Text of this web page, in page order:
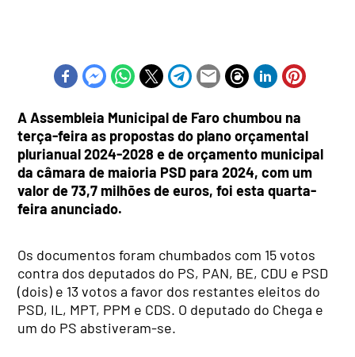
A Assembleia Municipal de Faro chumbou na
terça-feira as propostas do plano orçamental
plurianual 2024-2028 e de orçamento municipal
da câmara de maioria PSD para 2024, com um
valor de 73,7 milhões de euros, foi esta quarta-
feira anunciado.
Os documentos foram chumbados com 15 votos
contra dos deputados do PS, PAN, BE, CDU e PSD
(dois) e 13 votos a favor dos restantes eleitos do
PSD, IL, MPT, PPM e CDS. O deputado do Chega e
um do PS abstiveram-se.